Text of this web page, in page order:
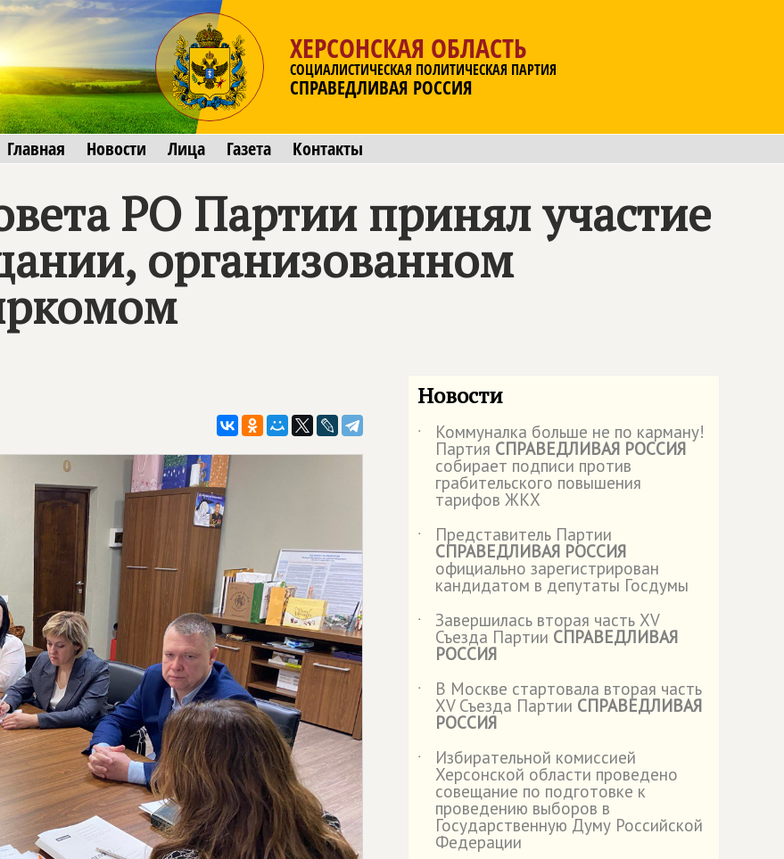
ХЕРСОНСКАЯ ОБЛАСТЬ
СОЦИАЛИСТИЧЕСКАЯ ПОЛИТИЧЕСКАЯ ПАРТИЯ
СПРАВЕДЛИВАЯ РОССИЯ
Главная Новости Лица Газета Контакты
РО Партии принял участие
организованном
Новости
˙ Коммуналка больше не по карману!
Партия СПРАВЕДЛИВАЯ РОССИЯ
собирает подписи против
грабительского повышения
тарифов ЖКХ
˙
Представитель Партии
СПРАВЕДЛИВАЯ РОССИЯ
официально зарегистрирован
кандидатом в депутаты Госдумы
˙
Завершилась вторая часть XV
Съезда Партии СПРАВЕДЛИВАЯ
РОССИЯ
˙
В Москве стартовала вторая часть
XV Съезда Партии СПРАВЕДЛИВАЯ
РОССИЯ
˙
Избирательной комиссией
Херсонской области проведено
совещание по подготовке к
проведению выборов в
Государственную Думу Российской
Федерации